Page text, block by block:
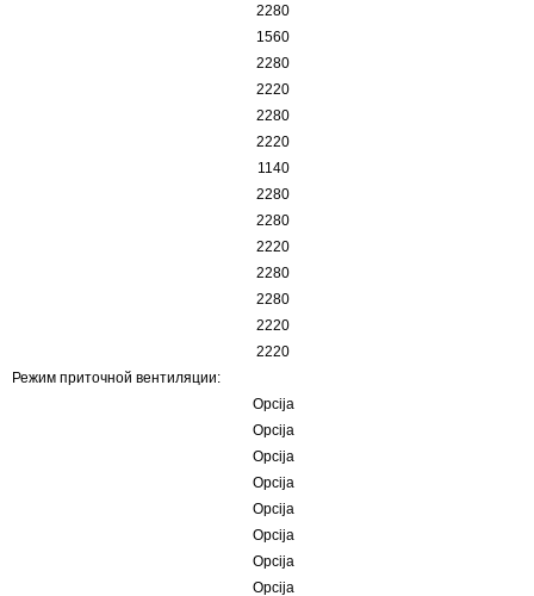
2280
1560
2280
2220
2280
2220
1140
2280
2280
2220
2280
2280
2220
2220
Режим приточной вентиляции:
Opcija
Opcija
Opcija
Opcija
Opcija
Opcija
Opcija
Opcija